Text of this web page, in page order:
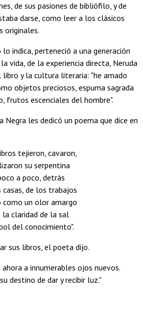
de sus pasiones de bibliófilo, y de
darse, como leer a los clásicos
originales.
indica, perteneció a una generación
vida, de la experiencia directa, Neruda
y la cultura literaria: "he amado
objetos preciosos, espuma sagrada
frutos escenciales del hombre".
Negra les dedicó un poema que dice en
tejieron, cavaron,
su serpentina
a poco, detrás
casas, de los trabajos
como un olor amargo
la claridad de la sal
del conocimiento".
sus libros, el poeta dijo.
ahora a innumerables ojos nuevos.
destino de dar y recibir luz."